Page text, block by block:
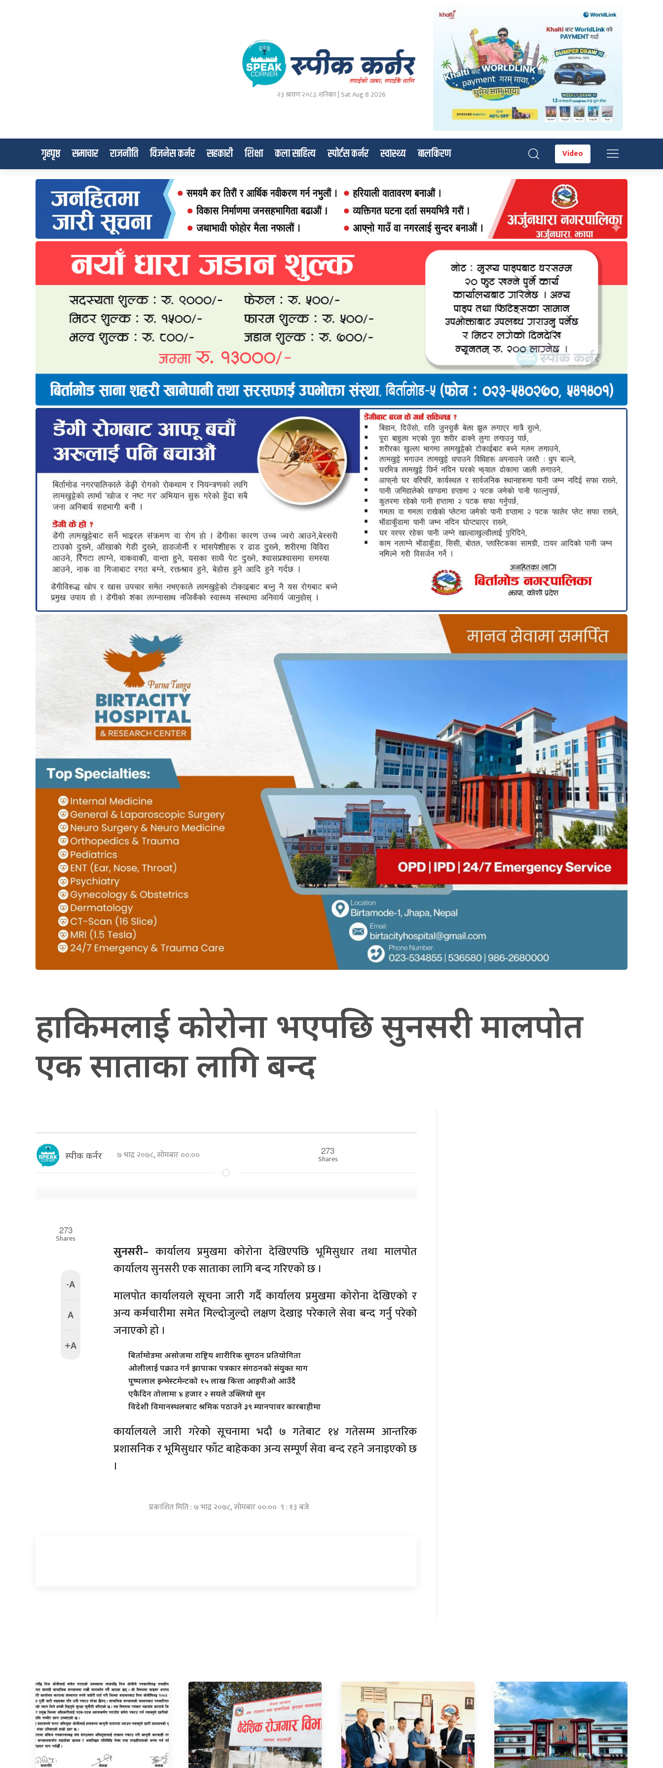
२३ श्रावण २०८३, शनिबार | Sat Aug 8 2026
गृहपृष्ठ समाचार राजनीति विजनेस कर्नर सहकारी शिक्षा कला साहित्य स्पोर्टस कर्नर स्वास्थ्य बालकिरण Video
हाकिमलाई कोरोना भएपछि सुनसरी मालपोत
एक साताका लागि बन्द
स्पीक कर्नर ७ भाद्र २०७८, सोमबार ००:०० 273
Shares
273
Shares
-A
A
+A
सुनसरी– कार्यालय प्रमुखमा कोरोना देखिएपछि भूमिसुधार तथा मालपोत
कार्यालय सुनसरी एक साताका लागि बन्द गरिएको छ ।
मालपोत कार्यालयले सूचना जारी गर्दै कार्यालय प्रमुखमा कोरोना देखिएको र
अन्य कर्मचारीमा समेत मिल्दोजुल्दो लक्षण देखाइ परेकाले सेवा बन्द गर्नु परेको
जनाएको हो ।
बिर्तामोडमा असोजमा राष्ट्रिय शारीरिक सुगठन प्रतियोगिता
ओलीलाई पक्राउ गर्न झापाका पत्रकार संगठनको संयुक्त माग
पुष्पलाल इन्भेस्टमेन्टको १५ लाख कित्ता आइपीओ आउँदै
एकैदिन तोलामा ४ हजार २ सयले उक्लियो सुन
विदेशी विमानस्थलबाट श्रमिक पठाउने ३९ म्यानपावर कारबाहीमा
कार्यालयले जारी गरेको सूचनामा भदौ ७ गतेबाट १४ गतेसम्म आन्तरिक
प्रशासनिक र भूमिसुधार फाँट बाहेकका अन्य सम्पूर्ण सेवा बन्द रहने जनाइएको छ
।
प्रकाशित मिति : ७ भाद्र २०७८, सोमबार ००:०० ९ : १३ बजे